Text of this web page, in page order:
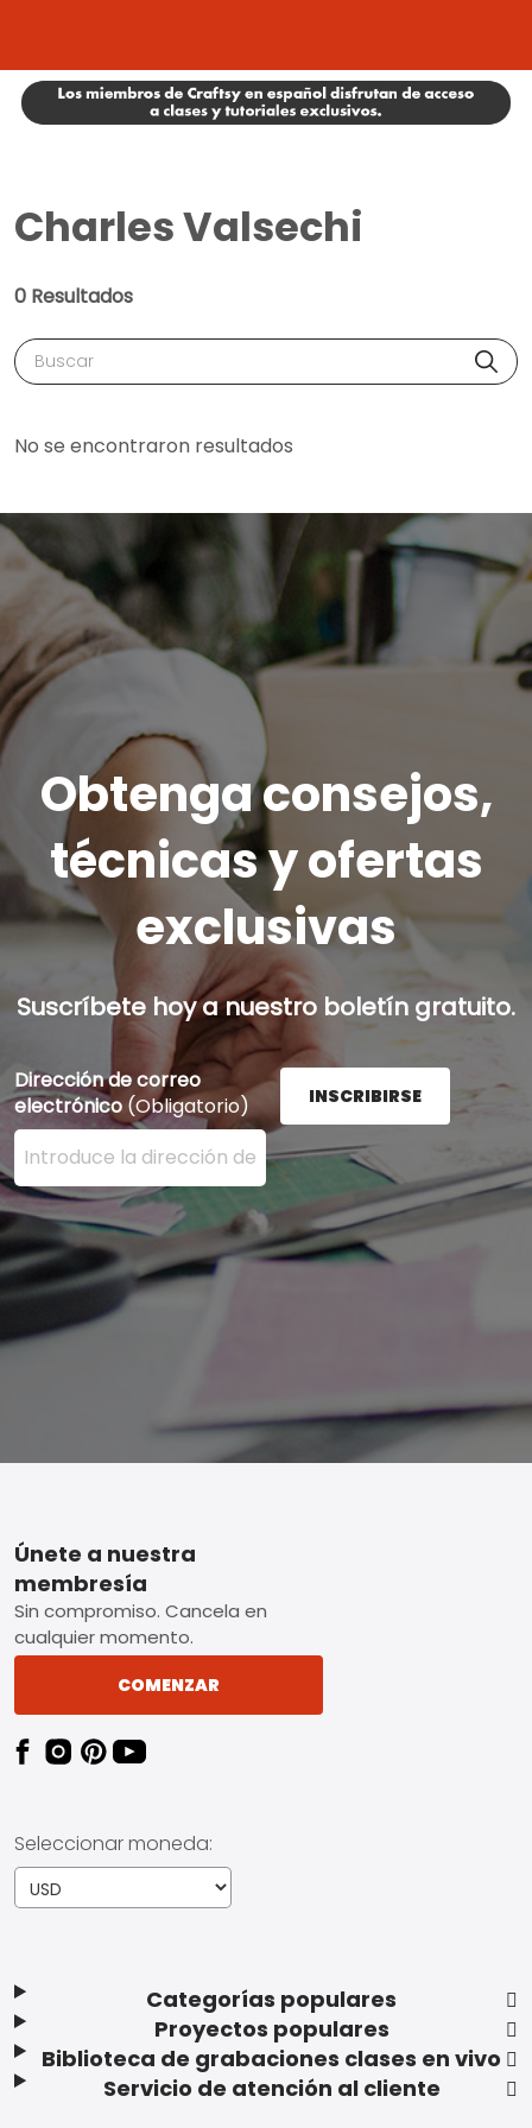
Charles Valsechi
0 Resultados
Buscar
No se encontraron resultados
Obtenga consejos,
técnicas y ofertas
exclusivas
Suscríbete hoy a nuestro boletín gratuito.
Dirección de correo
electrónico (Obligatorio)
Ingrese su dirección de correo electrónico aquí y
INSCRIBIRSE
Footer
Categorías populares
Proyectos populares
Biblioteca de grabaciones clases en vivo
Servicio de atención al cliente
Únete a nuestra
membresía
Sin compromiso. Cancela en
cualquier momento.
COMENZAR
Seleccionar moneda: